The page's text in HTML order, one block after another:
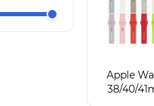
Apple
38/40/